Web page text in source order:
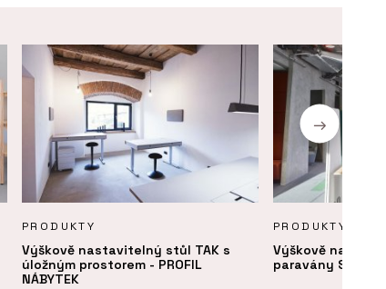
PRODUKTY
Výškově nastavitelný stůl TAK s
úložným prostorem - PROFIL
NÁBYTEK
PRODUKTY
Výškově
paravány SETUP